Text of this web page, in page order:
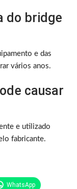
do bridge
e das
vários anos.
causar
e utilizado
fabricante.
WhatsApp